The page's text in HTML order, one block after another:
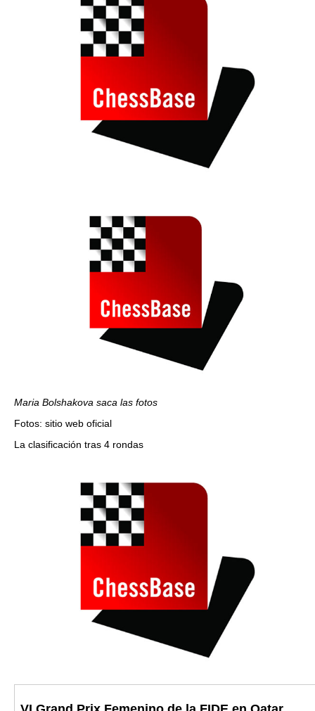
Maria Bolshakova saca las fotos
Fotos: sitio web oficial
La clasificación tras 4 rondas